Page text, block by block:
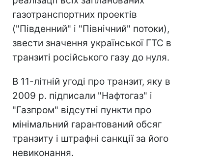
газотранспортних проектів
("Південний" і "Північний" потоки),
звести значення української ГТС в
транзиті російського газу до нуля.
В 11-літній угоді про транзит, яку в
2009 р. підписали "Нафтогаз" і
"Газпром" відсутні пункти про
мінімальний гарантований обсяг
транзиту і штрафні санкції за його
невиконання.